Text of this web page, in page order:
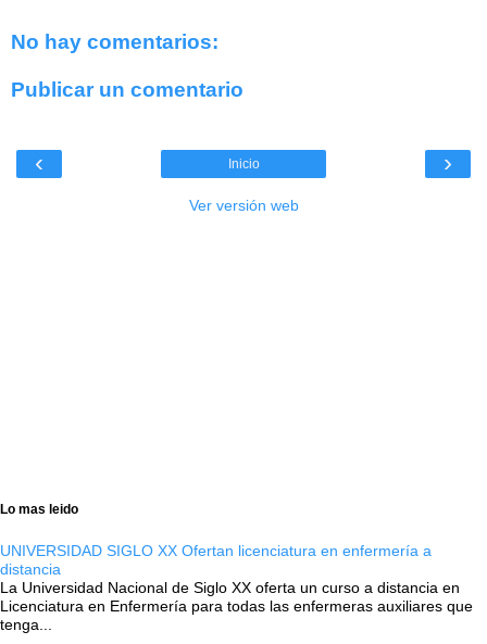
No hay comentarios:
Publicar un comentario
‹ ›
Inicio
Ver versión web
Lo mas leido
UNIVERSIDAD SIGLO XX Ofertan licenciatura en enfermería a
distancia
La Universidad Nacional de Siglo XX oferta un curso a distancia en
Licenciatura en Enfermería para todas las enfermeras auxiliares que
tenga...